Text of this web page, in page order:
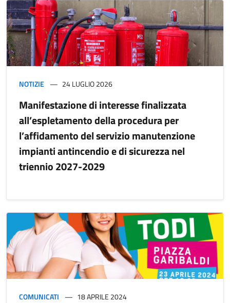
NOTIZIE 24 LUGLIO 2026
Manifestazione di interesse finalizzata
all’espletamento della procedura per
l’affidamento del servizio manutenzione
impianti antincendio e di sicurezza nel
triennio 2027-2029
COMUNICATI 18 APRILE 2024